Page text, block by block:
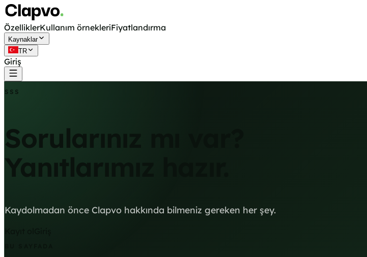
ÖzelliklerKullanım örnekleriFiyatlandırma
Kaynaklar
TR
Giriş
SSS
Sorularınız mı var?
Yanıtlarımız hazır.
Kaydolmadan önce Clapvo hakkında bilmeniz gereken her şey.